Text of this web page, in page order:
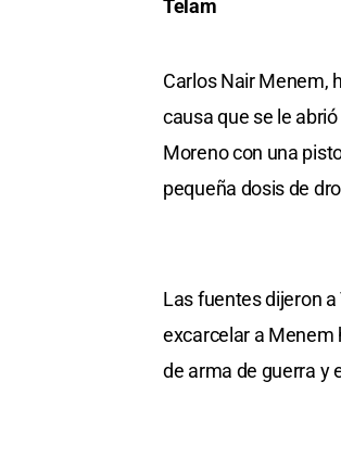
Telam
Carlos Nair Menem,
causa que se le
Moreno con una
pequeña dosis de
Las fuentes dijeron
excarcelar a Menem
de arma de guerra y